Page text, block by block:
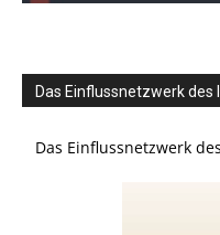
Das Einflussnetzwerk des
Das Einflussnetzwerk